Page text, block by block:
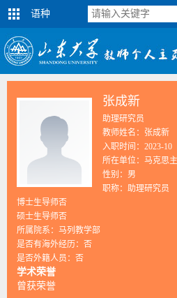
语种
张成新
助理研究员
教师姓名：张成新
入职时间：2023-10
所在单位：马克思
性别：男
职称：助理研究员
博士生导师否
硕士生导师否
所属院系：马列教学部
是否有海外经历：否
是否外籍人员：否
学术荣誉
曾获荣誉